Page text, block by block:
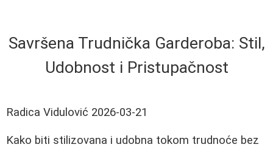
Savršena Trudnička Garderoba: Stil,
Udobnost i Pristupačnost
Radica Vidulović 2026-03-21
Kako biti stilizovana i udobna tokom trudnoće bez